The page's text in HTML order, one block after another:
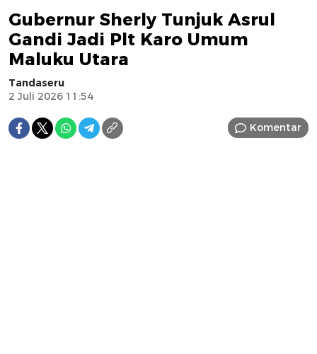
Gubernur Sherly Tunjuk Asrul
Gandi Jadi Plt Karo Umum
Maluku Utara
Tandaseru
2 Juli 2026 11:54
Komentar